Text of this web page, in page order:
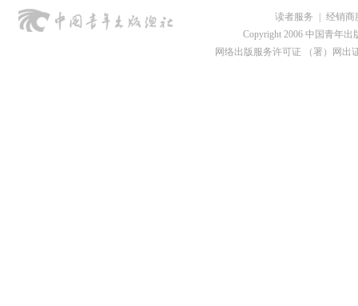
读者服务
经销商
Copyright 2006 中国青年出
网络出版服务许可证 （署）网出